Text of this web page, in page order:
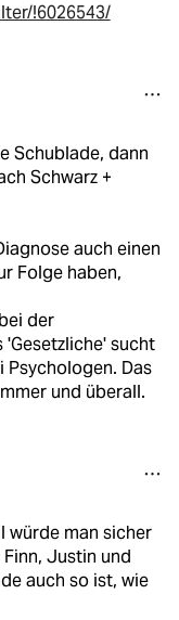
!6026543/
Schublade, dann
Schwarz +
auch einen
Folge haben,
der
'Gesetzliche' sucht
Psychologen. Das
und überall.
würde man sicher
Justin und
auch so ist, wie